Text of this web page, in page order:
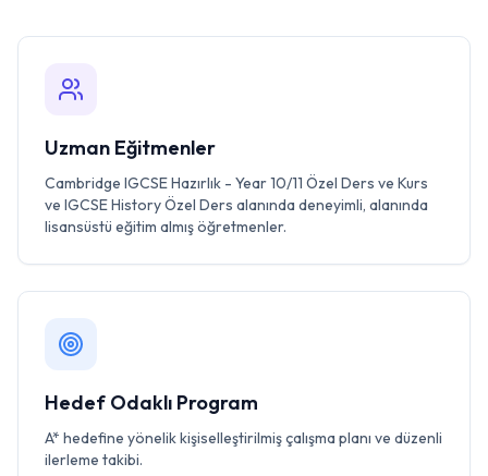
Uzman Eğitmenler
Cambridge IGCSE Hazırlık - Year 10/11 Özel Ders ve Kurs
ve IGCSE History Özel Ders alanında deneyimli, alanında
lisansüstü eğitim almış öğretmenler.
Hedef Odaklı Program
A* hedefine yönelik kişiselleştirilmiş çalışma planı ve düzenli
ilerleme takibi.